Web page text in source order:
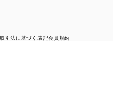
引法に基づく表記会員規約